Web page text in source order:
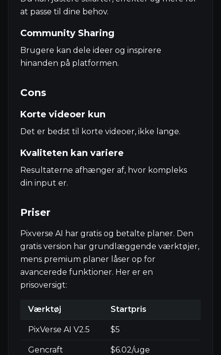
at passe til dine behov.
Community Sharing
Brugere kan dele ideer og inspirere
hinanden på platformen.
Cons
Korte videoer kun
Det er bedst til korte videoer, ikke lange.
Kvaliteten kan variere
Resultaterne afhænger af, hvor kompleks
din input er.
Priser
Pixverse AI har gratis og betalte planer. Den
gratis version har grundlæggende værktøjer,
mens premium planer låser op for
avancerede funktioner. Her er en
prisoversigt:
Værktøj Startpris
PixVerse AI V2.5 $5
Gencraft $6.02/uge